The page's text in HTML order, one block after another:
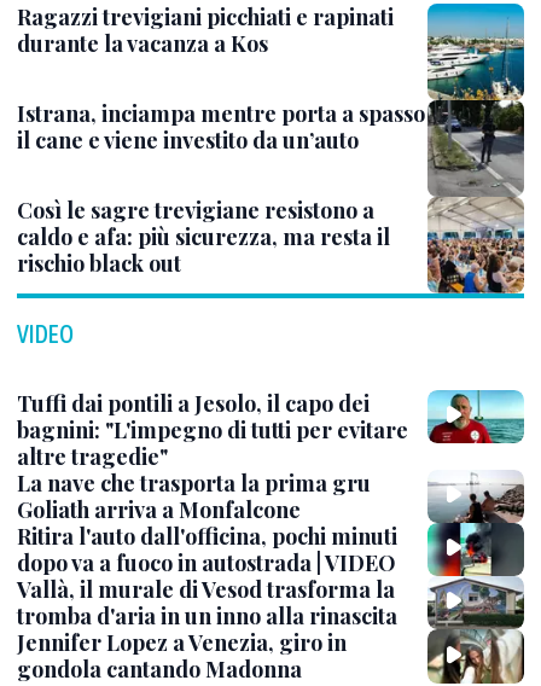
Ragazzi trevigiani picchiati e rapinati
durante la vacanza a Kos
Istrana, inciampa mentre porta a spasso
il cane e viene investito da un’auto
Così le sagre trevigiane resistono a
caldo e afa: più sicurezza, ma resta il
rischio black out
VIDEO
Tuffi dai pontili a Jesolo, il capo dei
bagnini: "L'impegno di tutti per evitare
altre tragedie"
La nave che trasporta la prima gru
Goliath arriva a Monfalcone
Ritira l'auto dall'officina, pochi minuti
dopo va a fuoco in autostrada | VIDEO
Vallà, il murale di Vesod trasforma la
tromba d'aria in un inno alla rinascita
Jennifer Lopez a Venezia, giro in
gondola cantando Madonna